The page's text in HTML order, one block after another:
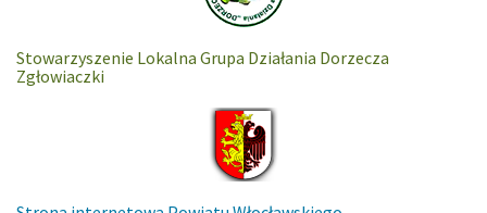
Stowarzyszenie Lokalna Grupa Działania Dorzecza
Zgłowiaczki